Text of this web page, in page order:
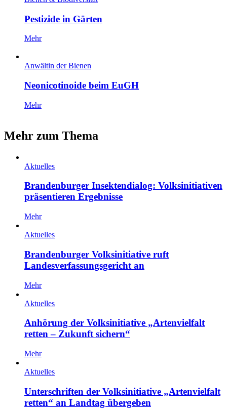
Pestizide in Gärten
Mehr
Anwältin der Bienen
Neonicotinoide beim EuGH
Mehr
Mehr zum Thema
Aktuelles
Brandenburger Insektendialog: Volksinitiativen
präsentieren Ergebnisse
Mehr
Aktuelles
Brandenburger Volksinitiative ruft
Landesverfassungsgericht an
Mehr
Aktuelles
Anhörung der Volksinitiative „Artenvielfalt
retten – Zukunft sichern“
Mehr
Aktuelles
Unterschriften der Volksinitiative „Artenvielfalt
retten“ an Landtag übergeben